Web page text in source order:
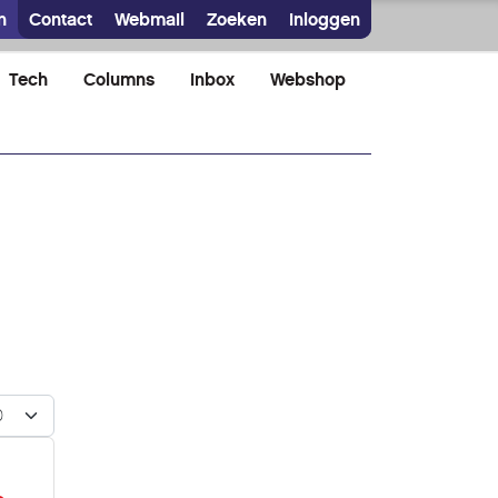
Contact Webmail Zoeken Inloggen
Tech Columns Inbox Webshop
#